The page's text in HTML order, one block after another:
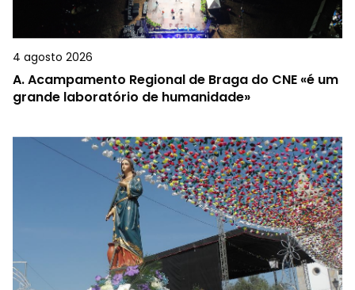
4 agosto 2026
A.Acampamento Regional de Braga do CNE «é um
grande laboratório de humanidade»